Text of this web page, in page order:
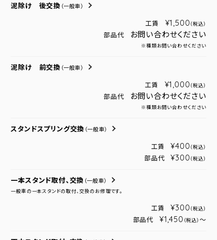
泥除け 後交換 （一般車）
工賃 ¥1,500 （税込）
部品代 お問い合わせください
※種類お問い合わせください
泥除け 前交換 （一般車）
工賃 ¥1,000 （税込）
部品代 お問い合わせください
※種類お問い合わせください
スタンドスプリング交換 （一般車）
工賃 ¥400 （税込）
部品代 ¥300 （税込）
一本スタンド取付、交換 （一般車）
一般車の一本スタンドの取付、交換のお修理です。
工賃 ¥300 （税込）
部品代 ¥1,450 （税込） ～